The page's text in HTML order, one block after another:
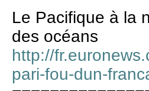
Le Pacifique à la
des océans
http://
pari-fou-dun-